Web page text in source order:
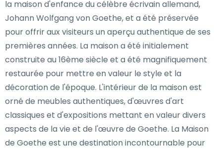
la maison d'enfance du célèbre écrivain allemand,
Johann Wolfgang von Goethe, et a été préservée
pour offrir aux visiteurs un aperçu authentique de ses
premières années. La maison a été initialement
construite au 16ème siècle et a été magnifiquement
restaurée pour mettre en valeur le style et la
décoration de l'époque. L'intérieur de la maison est
orné de meubles authentiques, d'œuvres d'art
classiques et d'expositions mettant en valeur divers
aspects de la vie et de l'œuvre de Goethe. La Maison
de Goethe est une destination incontournable pour